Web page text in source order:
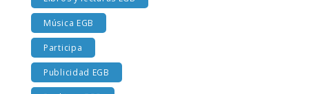
Libros y lecturas EGB
Música EGB
Participa
Publicidad EGB